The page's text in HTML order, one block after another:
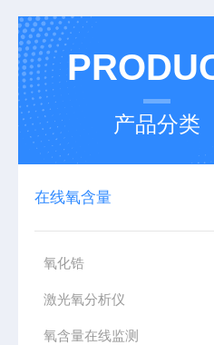
产品分类
在线氧含量
氧化锆
激光氧分析仪
氧含量在线监测